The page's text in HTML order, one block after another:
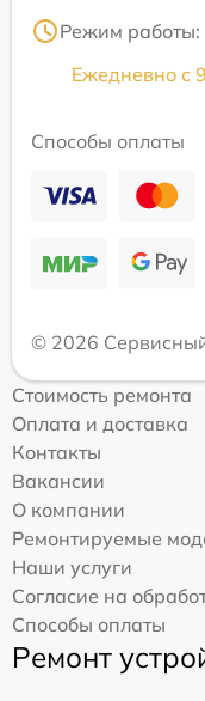
Режим работы:
Ежедневно с
Способы оплаты
© 2026
Стоимость ремонта
Оплата и доставка
Контакты
Вакансии
О компании
Ремонтируемые
Наши услуги
Согласие на
Способы оплаты
Ремонт